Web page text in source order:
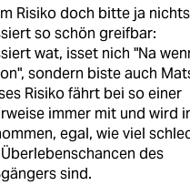
Risiko doch bitte ja nichts
so schön greifbar:
wat, isset nich "Na
sondern biste auch
Risiko fährt bei so einer
immer mit und wird
egal, wie viel
des
sind.